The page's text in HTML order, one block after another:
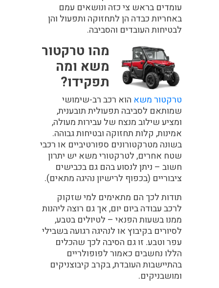
עומדים בראש צי כזה ונושאים עמם
באחריות כבדה הן לתחזוקה ותפעול והן
לבטיחות העובדים והסביבה.
מהו טרקטור
משא ומה
תפקידו?
טרקטור משא הוא רכב רב-שימושי
שמותאם לסביבה תפעולית תובענית,
ומציע שילוב מנצח של עבירות מעולה,
אמינות, קלות תחזוקה ובטיחות גבוהה.
בשונה מטרקטורונים ספורטיביים או רכבי
שטח אחרים, לטרקטורי משא יש יתרון
חשוב – ניתן לנסוע בהם גם בכבישים
ציבוריים (בכפוף לרישיון נהיגה מתאים).
תודות לכך הם מתאימים למי שזקוק
לרכב עבודה ביום יום, אך גם רוצה ליהנות
ממנו בשעות הפנאי – לטיולים בטבע,
לסיורים בקיבוץ או לנהיגה רגועה בשבילי
עפר וטבע. זו גם הסיבה לכך שהכלים
הללו נחשבים כאמור לפופולריים
בהתיישבות העובדת, בקרב קיבוצניקים
ומושבניקים.